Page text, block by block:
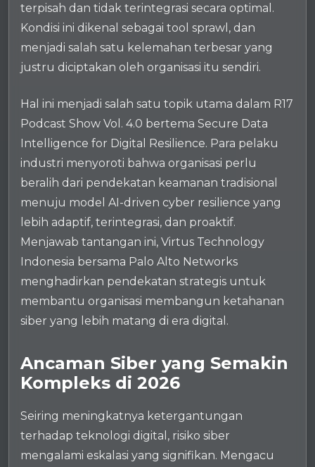
terpisah dan tidak terintegrasi secara optimal.
Kondisi ini dikenal sebagai tool sprawl, dan
menjadi salah satu kelemahan terbesar yang
justru diciptakan oleh organisasi itu sendiri.
Hal ini menjadi salah satu topik utama dalam R17
Podcast Show Vol. 4.0 bertema Secure Data
Intelligence for Digital Resilience. Para pelaku
industri menyoroti bahwa organisasi perlu
beralih dari pendekatan keamanan tradisional
menuju model AI-driven cyber resilience yang
lebih adaptif, terintegrasi, dan proaktif.
Menjawab tantangan ini, Virtus Technology
Indonesia bersama Palo Alto Networks
menghadirkan pendekatan strategis untuk
membantu organisasi membangun ketahanan
siber yang lebih matang di era digital.
Ancaman Siber yang Semakin
Kompleks di 2026
Seiring meningkatnya ketergantungan
terhadap teknologi digital, risiko siber
mengalami eskalasi yang signifikan. Mengacu